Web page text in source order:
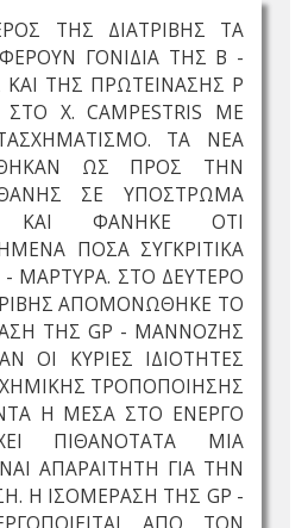
ΤΗΣ ΔΙΑΤΡΙΒΗΣ ΤΑ
ΓΟΝΙΔΙΑ ΤΗΣ Β -
ΚΑΙ ΤΗΣ ΠΡΩΤΕΙΝΑΣΗΣ Ρ
X. CAMPESTRIS ΜΕ
ΤΑ ΝΕΑ
ΩΣ ΠΡΟΣ ΤΗΝ
ΣΕ ΥΠΟΣΤΡΩΜΑ
ΚΑΙ ΦΑΝΗΚΕ ΟΤΙ
ΠΟΣΑ ΣΥΓΚΡΙΤΙΚΑ
ΜΑΡΤΥΡΑ. ΣΤΟ ΔΕΥΤΕΡΟ
ΑΠΟΜΟΝΩΘΗΚΕ ΤΟ
ΤΗΣ GP - ΜΑΝΝΟΖΗΣ
ΟΙ ΚΥΡΙΕΣ ΙΔΙΟΤΗΤΕΣ
ΤΡΟΠΟΠΟΙΗΣΗΣ
Η ΜΕΣΑ ΣΤΟ ΕΝΕΡΓΟ
ΠΙΘΑΝΟΤΑΤΑ ΜΙΑ
ΑΠΑΡΑΙΤΗΤΗ ΓΙΑ ΤΗΝ
Η ΙΣΟΜΕΡΑΣΗ ΤΗΣ GP -